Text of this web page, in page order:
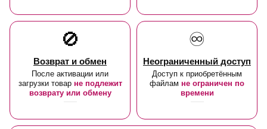
🚫
Возврат и обмен
После активации или
загрузки товар не подлежит
возврату или обмену
♾️
Неограниченный доступ
Доступ к приобретённым
файлам не ограничен по
времени